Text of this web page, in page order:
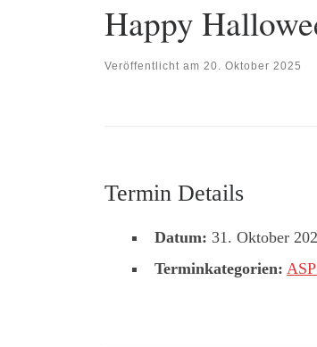
Happy
Veröffentlicht am 20. Oktober 2025
Termin Details
Datum: 31. Oktober
Terminkategorien: